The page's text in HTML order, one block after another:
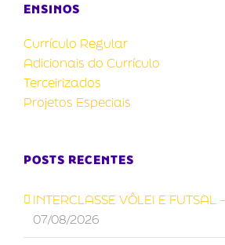
ENSINOS
Currículo Regular
Adicionais do Currículo
Terceirizados
Projetos Especiais
POSTS RECENTES
INTERCLASSE VÔLEI E FUTSAL
07/08/2026